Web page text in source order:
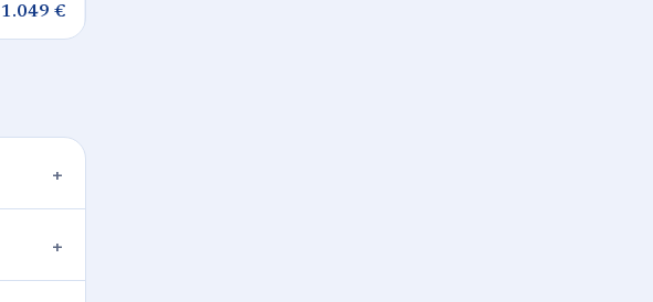
1.049 €
+
+